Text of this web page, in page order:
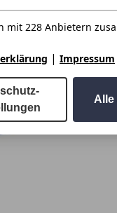
mit 228 Anbietern
| Impressum
Alle